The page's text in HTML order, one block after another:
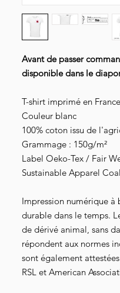
Avant de passer
disponible dans le
T-shirt imprimé en France
Couleur blanc
100% coton issu de
Grammage : 150g/m²
Label Oeko-Tex / Fair
Sustainable Apparel
Impression numérique à
durable dans le temps.
de dérivé animal, sans
répondent aux normes
sont également
RSL et American